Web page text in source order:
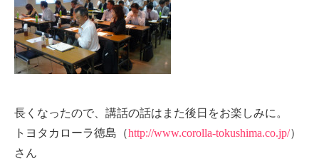
長くなったので、講話の話はまた後日をお楽しみに。
トヨタカローラ徳島（http://www.corolla-tokushima.co.jp/）
さん